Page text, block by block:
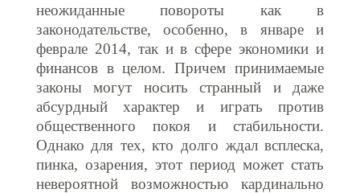
неожиданные повороты как в
законодательстве, особенно, в январе и
феврале 2014, так и в сфере экономики и
финансов в целом. Причем принимаемые
законы могут носить странный и даже
абсурдный характер и играть против
общественного покоя и стабильности.
Однако для тех, кто долго ждал всплеска,
пинка, озарения, этот период может стать
невероятной возможностью кардинально